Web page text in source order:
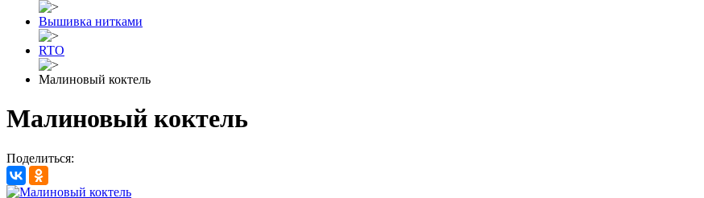
Вышивка нитками
RTO
Малиновый коктель
Малиновый коктель
Поделиться: